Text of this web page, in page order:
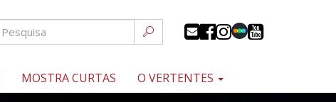
MOSTRA CURTAS O VERTENTES